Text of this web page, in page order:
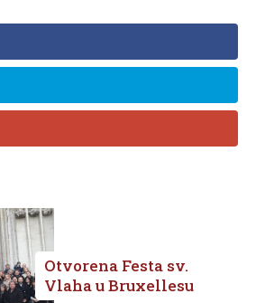
Otvorena Festa sv.
Vlaha u Bruxellesu